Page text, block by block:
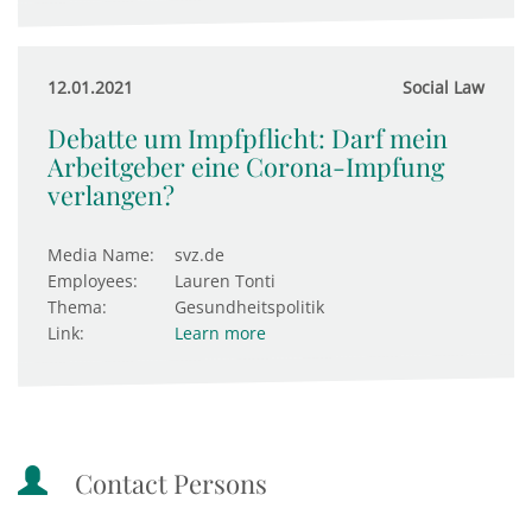
12.01.2021 Social Law
Debatte um Impfpflicht: Darf mein
Arbeitgeber eine Corona-Impfung
verlangen?
Media Name:
svz.de
Employees:
Lauren Tonti
Thema:
Gesundheitspolitik
Link:
Learn more
Contact Persons